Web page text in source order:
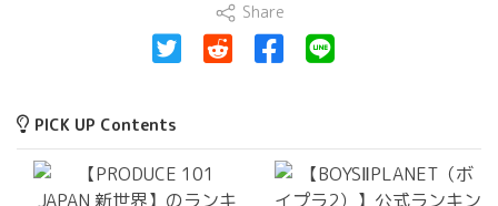
Share
PICK UP Contents